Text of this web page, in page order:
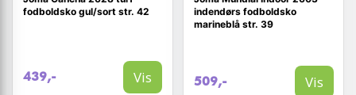
fodboldsko gul/sort str. 42
439,- Vis
indendørs fodboldsko
marineblå str. 39
509,- Vis